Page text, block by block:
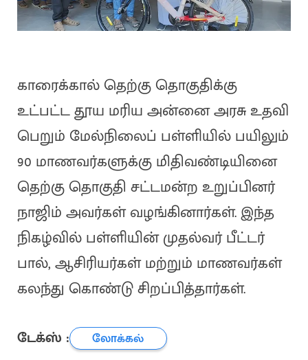
காரைக்கால் தெற்கு தொகுதிக்கு
உட்பட்ட தூய மரிய அன்னை அரசு உதவி
பெறும் மேல்நிலைப் பள்ளியில் பயிலும்
90 மாணவர்களுக்கு மிதிவண்டியினை
தெற்கு தொகுதி சட்டமன்ற உறுப்பினர்
நாஜிம் அவர்கள் வழங்கினார்கள். இந்த
நிகழ்வில் பள்ளியின் முதல்வர் பீட்டர்
பால், ஆசிரியர்கள் மற்றும் மாணவர்கள்
கலந்து கொண்டு சிறப்பித்தார்கள்.
டேக்ஸ் : லோக்கல்